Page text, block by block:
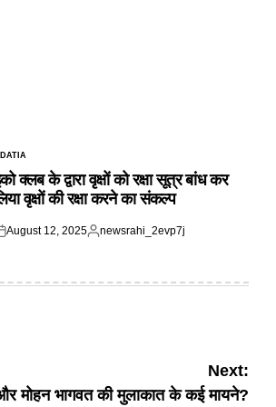
DATIA
क्लब के द्वारा वृक्षों को रक्षा सूत्र बांध कर
वृक्षों की रक्षा करने का संकल्प
August 12, 2025
Posted
newsrahi_2evp7j
Next:
मोहन भागवत की मुलाकात के कई मायने?